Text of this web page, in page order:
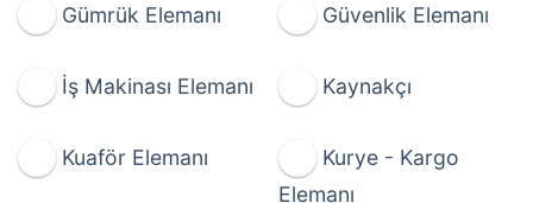
Gümrük Elemanı Güvenlik Elemanı
İş Makinası Elemanı Kaynakçı
Kuaför Elemanı
Kurye - Kargo
Elemanı